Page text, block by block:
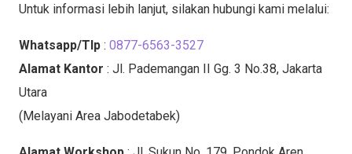
Untuk informasi lebih lanjut, silakan hubungi kami melalui:
Whatsapp/Tlp : 0877-6563-3527
Alamat Kantor : Jl. Pademangan II Gg. 3 No.38, Jakarta
Utara
(Melayani Area Jabodetabek)